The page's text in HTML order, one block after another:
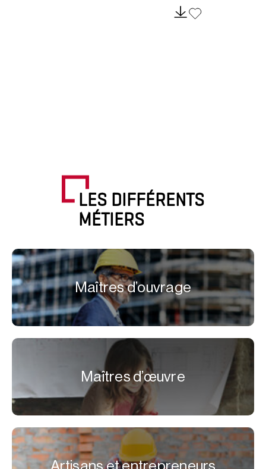
LES DIFFÉRENTS
MÉTIERS
Maîtres d’ouvrage
Maîtres d’œuvre
Artisans et entrepreneurs